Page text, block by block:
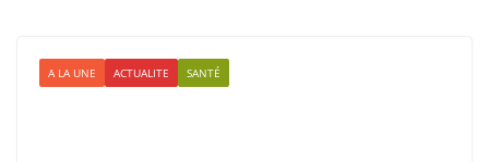
A LA UNE ACTUALITE SANTÉ